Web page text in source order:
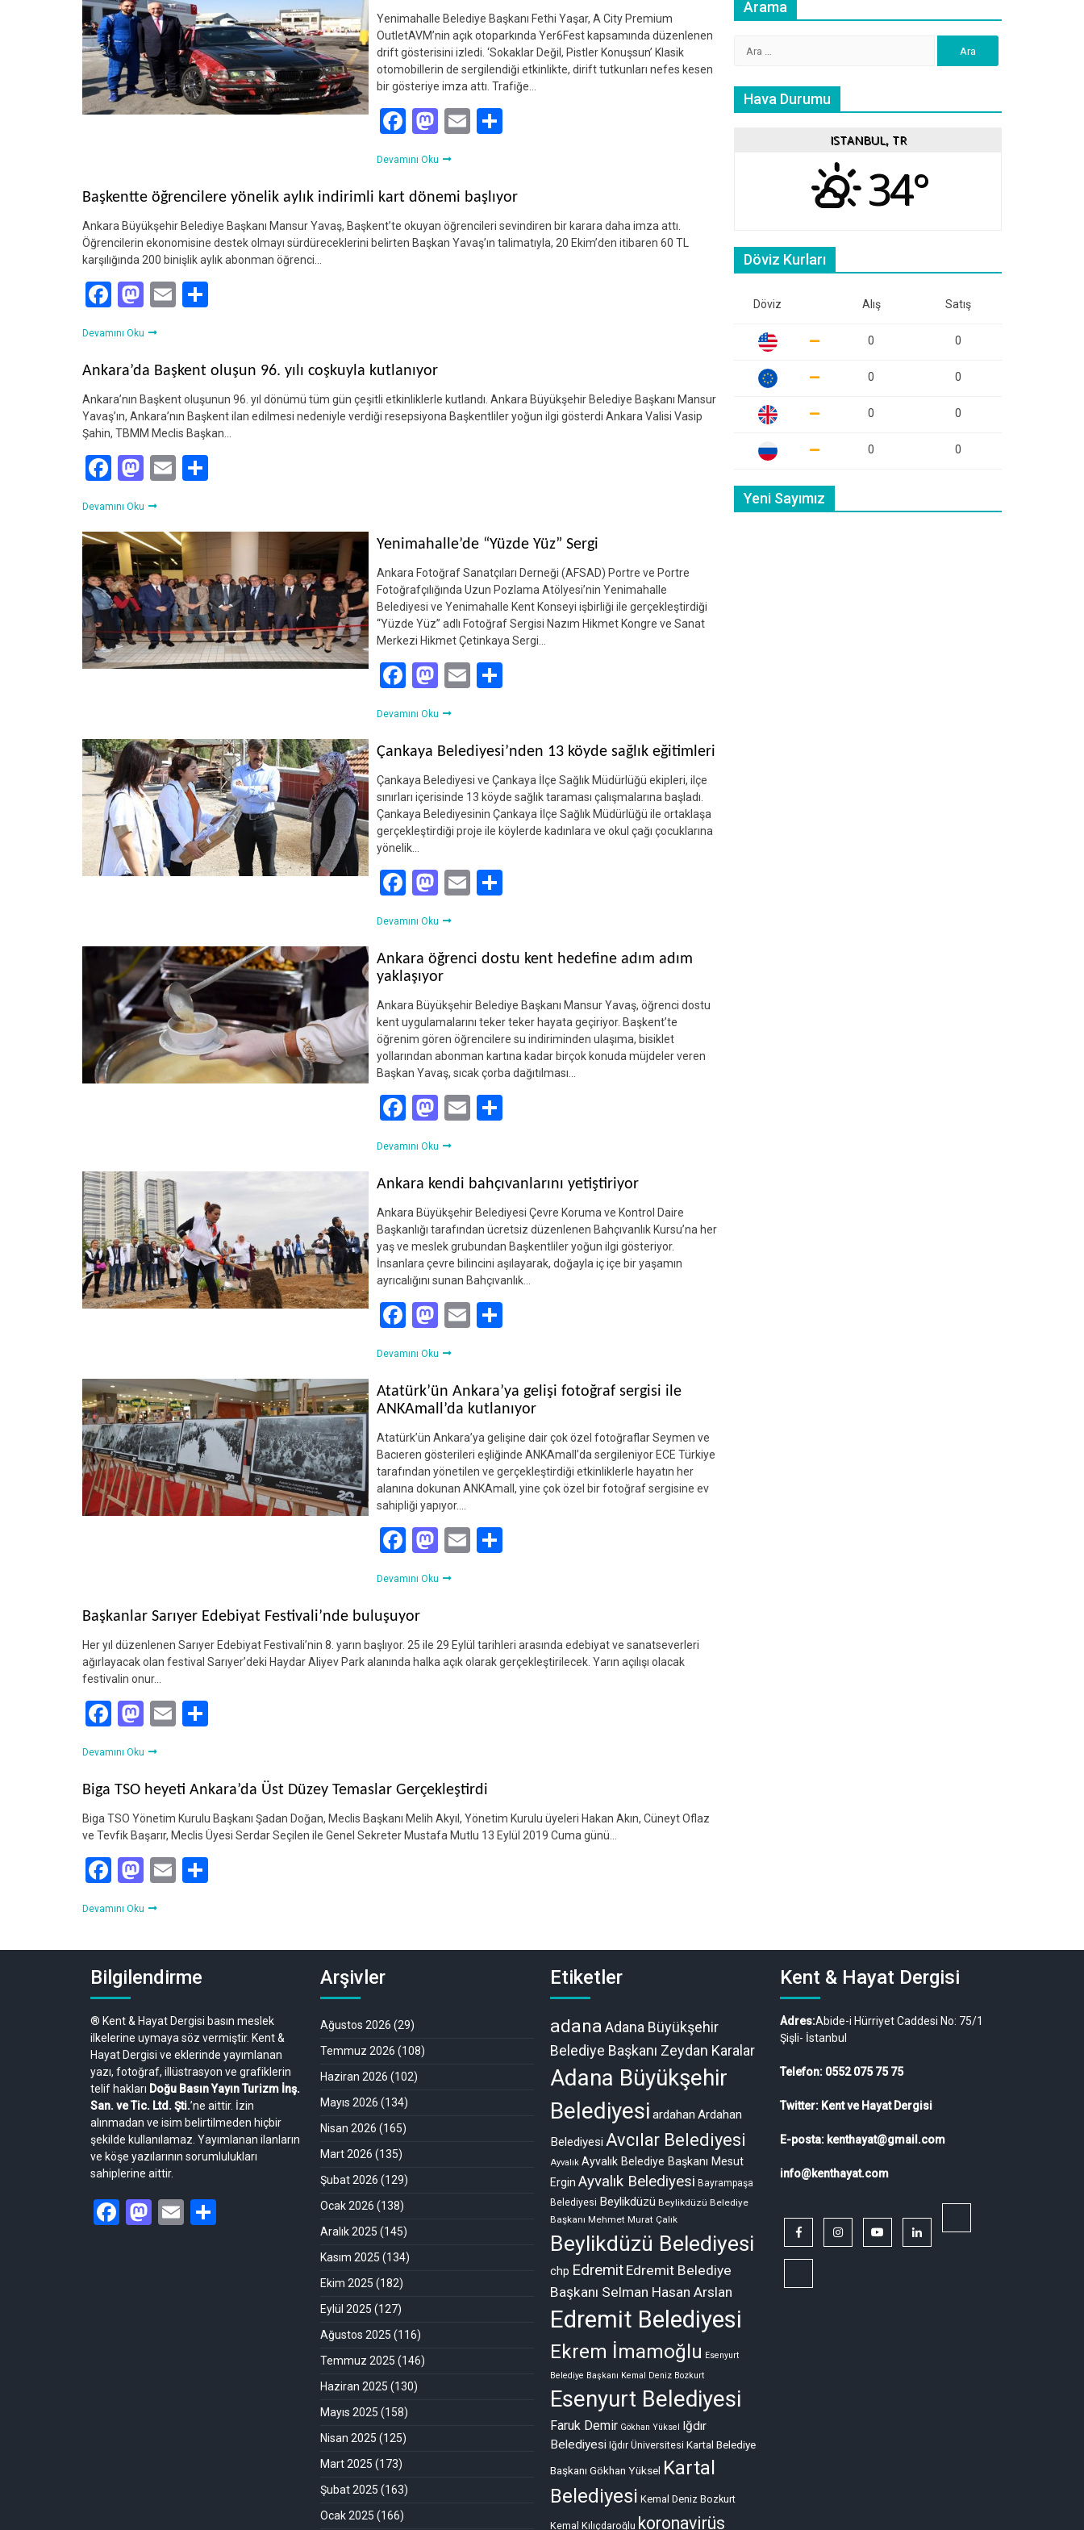
Yenimahalle Belediye Başkanı Fethi Yaşar, A City Premium
OutletAVM’nin açık otoparkında Yer6Fest kapsamında düzenlenen
drift gösterisini izledi. ‘Sokaklar Değil, Pistler Konuşsun’ Klasik
otomobillerin de sergilendiği etkinlikte, dirift tutkunları nefes kesen
bir gösteriye imza attı. Trafiğe…
Facebook
Mastodon
EmailShare
Devamını Oku
Başkentte öğrencilere yönelik aylık indirimli kart dönemi başlıyor
Ankara Büyükşehir Belediye Başkanı Mansur Yavaş, Başkent’te okuyan öğrencileri sevindiren bir karara daha imza attı.
Öğrencilerin ekonomisine destek olmayı sürdüreceklerini belirten Başkan Yavaş’ın talimatıyla, 20 Ekim’den itibaren 60 TL
karşılığında 200 binişlik aylık abonman öğrenci…
Facebook
Mastodon
Email
Devamını Oku
Ankara’da Başkent oluşun 96. yılı coşkuyla kutlanıyor
Ankara’nın Başkent oluşunun 96. yıl dönümü tüm gün çeşitli etkinliklerle kutlandı. Ankara Büyükşehir Belediye Başkanı Mansur
Yavaş’ın, Ankara’nın Başkent ilan edilmesi nedeniyle verdiği resepsiyona Başkentliler yoğun ilgi gösterdi Ankara Valisi Vasip
Şahin, TBMM Meclis Başkan…
Facebook
Mastodon
Email
Devamını Oku
Yenimahalle’de “Yüzde Yüz” Sergi
Ankara Fotoğraf Sanatçıları Derneği (AFSAD) Portre ve Portre
Fotoğrafçılığında Uzun Pozlama Atölyesi’nin Yenimahalle
Belediyesi ve Yenimahalle Kent Konseyi işbirliği ile gerçekleştirdiği
“Yüzde Yüz” adlı Fotoğraf Sergisi Nazım Hikmet Kongre ve Sanat
Merkezi Hikmet Çetinkaya Sergi…
Facebook
Mastodon
EmailShare
Devamını Oku
Çankaya Belediyesi’nden 13 köyde sağlık eğitimleri
Çankaya Belediyesi ve Çankaya İlçe Sağlık Müdürlüğü ekipleri, ilçe
sınırları içerisinde 13 köyde sağlık taraması çalışmalarına başladı.
Çankaya Belediyesinin Çankaya İlçe Sağlık Müdürlüğü ile ortaklaşa
gerçekleştirdiği proje ile köylerde kadınlara ve okul çağı çocuklarına
yönelik…
Facebook
Mastodon
EmailShare
Devamını Oku
Ankara öğrenci dostu kent hedefine adım adım
yaklaşıyor
Ankara Büyükşehir Belediye Başkanı Mansur Yavaş, öğrenci dostu
kent uygulamalarını teker teker hayata geçiriyor. Başkent’te
öğrenim gören öğrencilere su indiriminden ulaşıma, bisiklet
yollarından abonman kartına kadar birçok konuda müjdeler veren
Başkan Yavaş, sıcak çorba dağıtılması…
Facebook
Mastodon
EmailShare
Devamını Oku
Ankara kendi bahçıvanlarını yetiştiriyor
Ankara Büyükşehir Belediyesi Çevre Koruma ve Kontrol Daire
Başkanlığı tarafından ücretsiz düzenlenen Bahçıvanlık Kursu’na her
yaş ve meslek grubundan Başkentliler yoğun ilgi gösteriyor.
İnsanlara çevre bilincini aşılayarak, doğayla iç içe bir yaşamın
ayrıcalığını sunan Bahçıvanlık…
Facebook
Mastodon
EmailShare
Devamını Oku
Atatürk’ün Ankara’ya gelişi fotoğraf sergisi ile
ANKAmall’da kutlanıyor
Atatürk’ün Ankara’ya gelişine dair çok özel fotoğraflar Seymen ve
Bacıeren gösterileri eşliğinde ANKAmall’da sergileniyor ECE Türkiye
tarafından yönetilen ve gerçekleştirdiği etkinliklerle hayatın her
alanına dokunan ANKAmall, yine çok özel bir fotoğraf sergisine ev
sahipliği yapıyor….
Facebook
Mastodon
EmailShare
Devamını Oku
Başkanlar Sarıyer Edebiyat Festivali’nde buluşuyor
Her yıl düzenlenen Sarıyer Edebiyat Festivali’nin 8. yarın başlıyor. 25 ile 29 Eylül tarihleri arasında edebiyat ve sanatseverleri
ağırlayacak olan festival Sarıyer’deki Haydar Aliyev Park alanında halka açık olarak gerçekleştirilecek. Yarın açılışı olacak
festivalin onur…
Facebook
Mastodon
Email
Devamını Oku
Biga TSO heyeti Ankara’da Üst Düzey Temaslar Gerçekleştirdi
Biga TSO Yönetim Kurulu Başkanı Şadan Doğan, Meclis Başkanı Melih Akyıl, Yönetim Kurulu üyeleri Hakan Akın, Cüneyt Oflaz
ve Tevfik Başarır, Meclis Üyesi Serdar Seçilen ile Genel Sekreter Mustafa Mutlu 13 Eylül 2019 Cuma günü…
Facebook
Mastodon
Email
Devamını Oku
Arama
Hava Durumu
ISTANBUL, TR
34°
Döviz Kurları
Döviz Alış Satış
0 0
0 0
0 0
0 0
Yeni Sayımız
Bilgilendirme
® Kent & Hayat Dergisi basın meslek
ilkelerine uymaya söz vermiştir. Kent &
Hayat Dergisi ve eklerinde yayımlanan
yazı, fotoğraf, illüstrasyon ve grafiklerin
telif hakları Doğu Basın Yayın Turizm İnş.
San. ve Tic. Ltd. Şti.’ne aittir. İzin
alınmadan ve isim belirtilmeden hiçbir
şekilde kullanılamaz. Yayımlanan ilanların
ve köşe yazılarının sorumlulukları
sahiplerine aittir.
Facebook
Mastodon
Email
Arşivler
Ağustos 2026 (29)
Temmuz 2026 (108)
Haziran 2026 (102)
Mayıs 2026 (134)
Nisan 2026 (165)
Mart 2026 (135)
Şubat 2026 (129)
Ocak 2026 (138)
Aralık 2025 (145)
Kasım 2025 (134)
Ekim 2025 (182)
Eylül 2025 (127)
Ağustos 2025 (116)
Temmuz 2025 (146)
Haziran 2025 (130)
Mayıs 2025 (158)
Nisan 2025 (125)
Mart 2025 (173)
Şubat 2025 (163)
Ocak 2025 (166)
Etiketler
adanaAdana Büyükşehir
Belediye Başkanı Zeydan Karalar
Adana Büyükşehir
Belediyesi ardahan Ardahan
Belediyesi Avcılar Belediyesi
Ayvalık Ayvalık Belediye Başkanı Mesut
Ergin Ayvalık Belediyesi Bayrampaşa
Belediyesi Beylikdüzü Beylikdüzü Belediye
Başkanı Mehmet Murat Çalık
Beylikdüzü Belediyesi
chp Edremit Edremit Belediye
Başkanı Selman Hasan Arslan
Edremit Belediyesi
Ekrem İmamoğlu Esenyurt
Belediye Başkanı Kemal Deniz Bozkurt
Esenyurt Belediyesi
Faruk Demir Gökhan Yüksel Iğdır
Belediyesi Iğdır Üniversitesi Kartal Belediye
Başkanı Gökhan Yüksel Kartal
Belediyesi Kemal Deniz Bozkurt
Kemal Kılıçdaroğlu koronavirüs
Kent & Hayat Dergisi
Adres:Abide-i Hürriyet Caddesi No: 75/1
Şişli- İstanbul
Telefon: 0552 075 75 75
Twitter: Kent ve Hayat Dergisi
E-posta: kenthayat@gmail.com
info@kenthayat.com
facebookinstagramyoutubelinkedin